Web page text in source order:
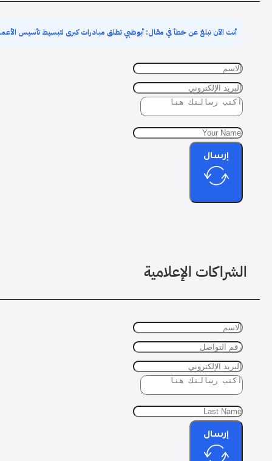
أنت الآن تبلغ عن خطأ في مقال: أبوظبي تطلق مبادرات كبرى لتبسيط تأسيس
إرسال
الشراكات الإعلامية
إرسال